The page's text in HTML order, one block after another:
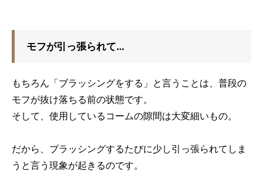
モフが引っ張られて…
もちろん「ブラッシングをする」と言うことは、普段の
モフが抜け落ちる前の状態です。
そして、使用しているコームの隙間は大変細いもの。
だから、ブラッシングするたびに少し引っ張られてしま
うと言う現象が起きるのです。